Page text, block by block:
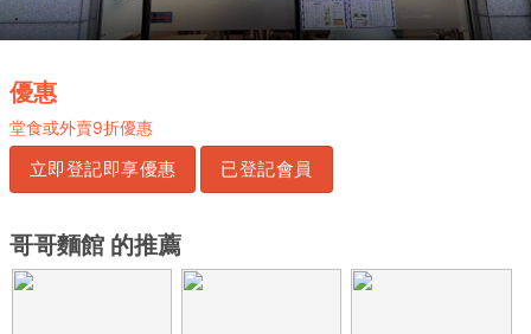
.
優惠
堂食或外賣9折優惠
立即登記即享優惠 已登記會員
哥哥麵館 的推薦